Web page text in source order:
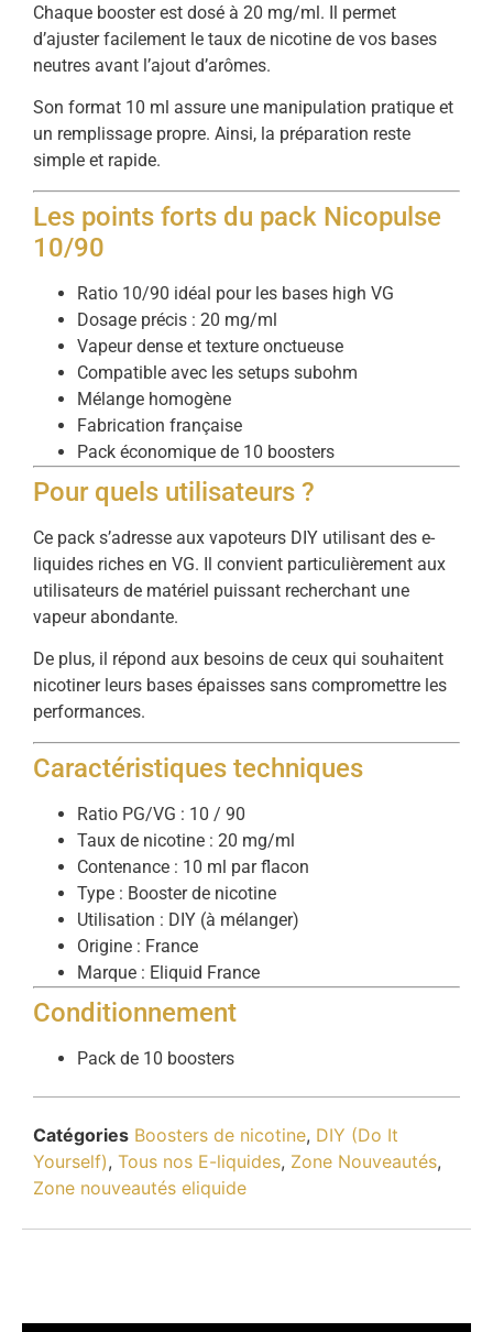
Chaque booster est dosé à 20 mg/ml. Il permet
d’ajuster facilement le taux de nicotine de vos bases
neutres avant l’ajout d’arômes.
Son format 10 ml assure une manipulation pratique et
un remplissage propre. Ainsi, la préparation reste
simple et rapide.
Les points forts du pack Nicopulse
10/90
Ratio 10/90 idéal pour les bases high VG
Dosage précis : 20 mg/ml
Vapeur dense et texture onctueuse
Compatible avec les setups subohm
Mélange homogène
Fabrication française
Pack économique de 10 boosters
Pour quels utilisateurs ?
Ce pack s’adresse aux vapoteurs DIY utilisant des e-
liquides riches en VG. Il convient particulièrement aux
utilisateurs de matériel puissant recherchant une
vapeur abondante.
De plus, il répond aux besoins de ceux qui souhaitent
nicotiner leurs bases épaisses sans compromettre les
performances.
Caractéristiques techniques
Ratio PG/VG : 10 / 90
Taux de nicotine : 20 mg/ml
Contenance : 10 ml par flacon
Type : Booster de nicotine
Utilisation : DIY (à mélanger)
Origine : France
Marque : Eliquid France
Conditionnement
Pack de 10 boosters
Catégories Boosters de nicotine, DIY (Do It
Yourself), Tous nos E-liquides, Zone Nouveautés,
Zone nouveautés eliquide